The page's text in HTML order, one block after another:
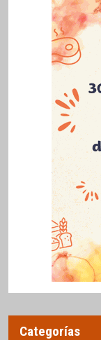
Categorías